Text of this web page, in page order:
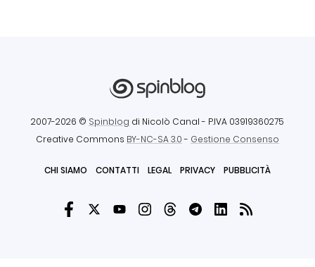
2007-2026 © Spinblog di Nicolò Canal - P.IVA 03919360275
Creative Commons BY-NC-SA 3.0- Gestione Consenso
CHI SIAMO CONTATTI LEGAL PRIVACY PUBBLICITÀ